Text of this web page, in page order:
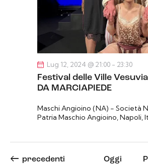
Festival delle Ville
DA MARCIAPIEDE
Lug 12, 2024 @ 21:00 - 23:30
Maschi Angioino (NA) - Società
Patria Maschio Angioino, Napoli,
Eventi
precedenti Oggi